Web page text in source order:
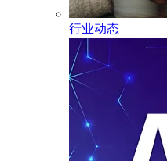
行业动态